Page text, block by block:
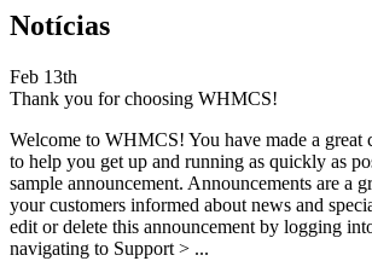
Notícias
Feb 13th
Thank you for choosing WHMCS!
Welcome to WHMCS! You have made a great
to help you get up and running as quickly as
sample announcement. Announcements are a
your customers informed about news and
edit or delete this announcement by logging
navigating to Support > ...